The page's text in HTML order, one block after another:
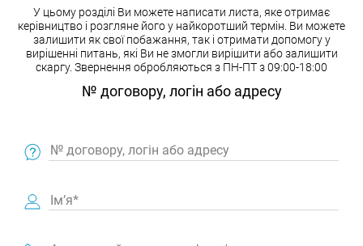
У цьому розділі Ви можете написати листа, яке отримає
керівництво і розгляне його у найкоротший термін. Ви можете
залишити як свої побажання, так і отримати допомогу у
вирішенні питань, які Ви не змогли вирішити або залишити
скаргу. Звернення обробляються з ПН-ПТ з 09:00-18:00
№ договору, логін або адресу
№ договору, логін або адресу
Ім’я*